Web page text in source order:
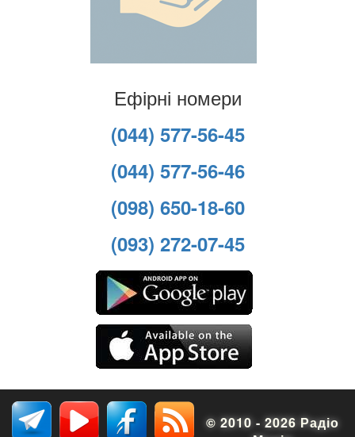
Ефірні номери
(044) 577-56-45
(044) 577-56-46
(098) 650-18-60
(093) 272-07-45
© 2010 - 2026 Радіо